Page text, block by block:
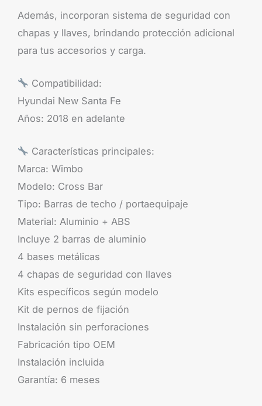
Además, incorporan sistema de seguridad con
chapas y llaves, brindando protección adicional
para tus accesorios y carga.
Compatibilidad:
Hyundai New Santa Fe
Años: 2018 en adelante
Características principales:
Marca: Wimbo
Modelo: Cross Bar
Tipo: Barras de techo / portaequipaje
Material: Aluminio + ABS
Incluye 2 barras de aluminio
4 bases metálicas
4 chapas de seguridad con llaves
Kits específicos según modelo
Kit de pernos de fijación
Instalación sin perforaciones
Fabricación tipo OEM
Instalación incluida
Garantía: 6 meses